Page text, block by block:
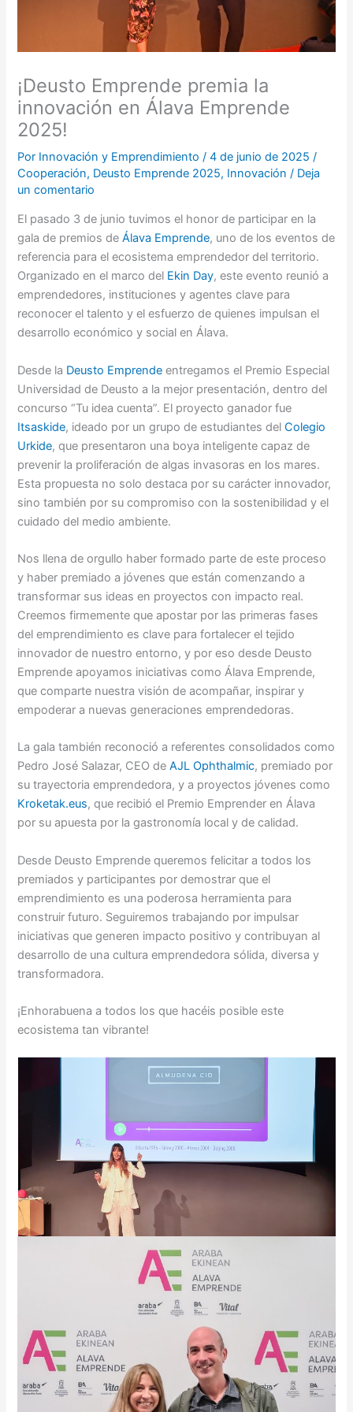
¡Deusto Emprende premia la
innovación en Álava Emprende
2025!
Por Innovación y Emprendimiento/4 de junio de 2025/
Cooperación, Deusto Emprende 2025, Innovación / Deja
un comentario
El pasado 3 de junio tuvimos el honor de participar en la
gala de premios deÁlava Emprende, uno de los eventos de
referencia para el ecosistema emprendedor del territorio.
Organizado en el marco del Ekin Day, este evento reunió a
emprendedores, instituciones y agentes clave para
reconocer el talento y el esfuerzo de quienes impulsan el
desarrollo económico y social en Álava.
Desde la Deusto Emprende entregamos el Premio Especial
Universidad de Deusto a la mejor presentación, dentro del
concurso “Tu idea cuenta”. El proyecto ganador fue
Itsaskide, ideado por un grupo de estudiantes delColegio
Urkide, que presentaron una boya inteligente capaz de
prevenir la proliferación de algas invasoras en los mares.
Esta propuesta no solo destaca por su carácter innovador,
sino también por su compromiso con la sostenibilidad y el
cuidado del medio ambiente.
Nos llena de orgullo haber formado parte de este proceso
y haber premiado a jóvenes que están comenzando a
transformar sus ideas en proyectos con impacto real.
Creemos firmemente que apostar por las primeras fases
del emprendimiento es clave para fortalecer el tejido
innovador de nuestro entorno, y por eso desde Deusto
Emprende apoyamos iniciativas como Álava Emprende,
que comparte nuestra visión de acompañar, inspirar y
empoderar a nuevas generaciones emprendedoras.
La gala también reconoció a referentes consolidados como
Pedro José Salazar, CEO deAJL Ophthalmic, premiado por
su trayectoria emprendedora, y a proyectos jóvenes como
Kroketak.eus, que recibió el Premio Emprender en Álava
por su apuesta por la gastronomía local y de calidad.
Desde Deusto Emprende queremos felicitar a todos los
premiados y participantes por demostrar que el
emprendimiento es una poderosa herramienta para
construir futuro. Seguiremos trabajando por impulsar
iniciativas que generen impacto positivo y contribuyan al
desarrollo de una cultura emprendedora sólida, diversa y
transformadora.
¡Enhorabuena a todos los que hacéis posible este
ecosistema tan vibrante!